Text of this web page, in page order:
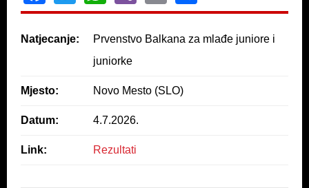
a
c
o
o
k
wi
tt
er
h
at
s
p
p
b
er
m
ail
h
ar
Natjecanje:
Prvenstvo Balkana za mlađe juniore i
juniorke
Mjesto: Novo Mesto (SLO)
Datum: 4.7.2026.
Link: Rezultati